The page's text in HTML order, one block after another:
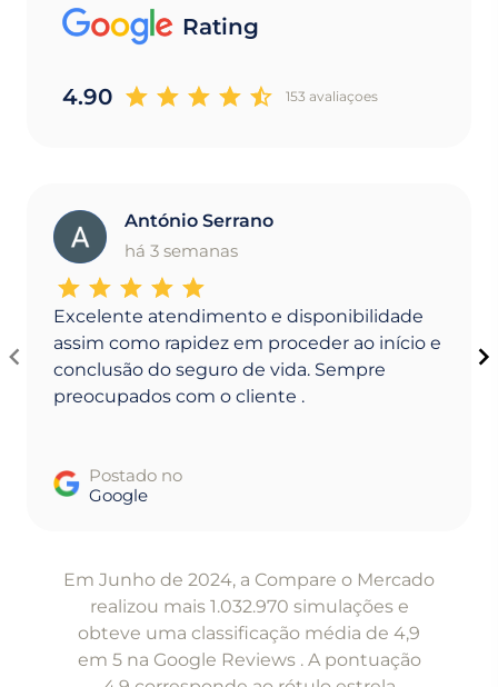
Rating
4.90 153 avaliaçoes
A
António Serrano
há 3 semanas
Excelente atendimento e disponibilidade
assim como rapidez em proceder ao início e
conclusão do seguro de vida. Sempre
preocupados com o cliente .
Postado no
Google
Em Junho de 2024, a Compare o Mercado
realizou mais 1.032.970 simulações e
obteve uma classificação média de 4,9
em 5 na Google Reviews . A pontuação